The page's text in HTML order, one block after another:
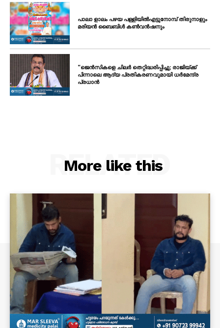
പാലാ ളാലം പഴയ പള്ളിയിൽഎട്ടുനോമ്പ് തിരുനാളും
മരിയൻ ബൈബിൾ കൺവൻഷനും
“ജെൻസികളെ ചിലർ തെറ്റിദ്ധരിപ്പിച്ചു; രാജിയ്ക്ക്
പിന്നാലെ ആദ്യ പ്രതികരണവുമായി ധർമേന്ദ്ര
പ്രധാൻ
More like this
RELATED